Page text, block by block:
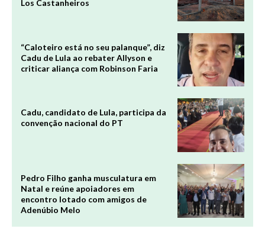
Los Castanheiros
“Caloteiro está no seu palanque”, diz
Cadu de Lula ao rebater Allyson e
criticar aliança com Robinson Faria
Cadu, candidato de Lula, participa da
convenção nacional do PT
Pedro Filho ganha musculatura em
Natal e reúne apoiadores em
encontro lotado com amigos de
Adenúbio Melo